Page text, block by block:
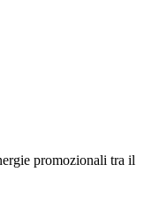
promozionali tra il